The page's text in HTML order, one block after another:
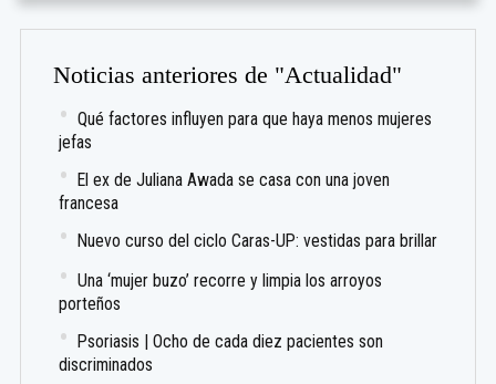
Noticias anteriores de "Actualidad"
Qué factores influyen para que haya menos mujeres
jefas
El ex de Juliana Awada se casa con una joven
francesa
Nuevo curso del ciclo Caras-UP: vestidas para brillar
Una ‘mujer buzo’ recorre y limpia los arroyos
porteños
Psoriasis | Ocho de cada diez pacientes son
discriminados